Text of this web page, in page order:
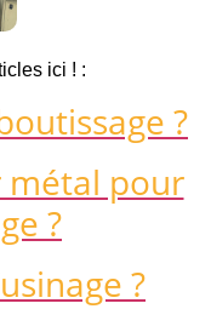
ici ! :
?
métal pour
?
?